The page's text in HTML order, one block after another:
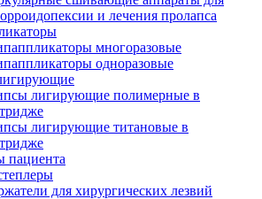
и лечения пролапса
многоразовые
одноразовые
лигирующие полимерные в
лигирующие титановые в
пациента
для хирургических лезвий